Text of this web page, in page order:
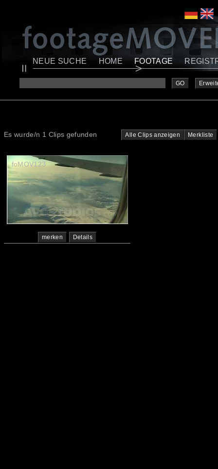
NEUE SUCHE HOME FOOTAGE
GO
Es wurde/n 1 Clips gefunden Alle Clips anzeigen Merkliste
foMOV123
merken Details